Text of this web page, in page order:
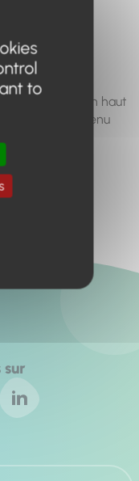
de recherche en haut
trouver le contenu
sur
to